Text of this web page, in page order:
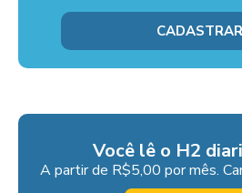
Você lê o H2
A partir de R$5,00 por mês.